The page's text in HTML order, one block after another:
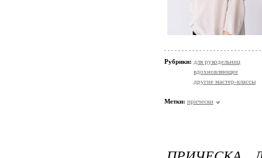
Рубрики: для рукодельниц
вдохновляющее
другие мастер-классы
Метки: прически